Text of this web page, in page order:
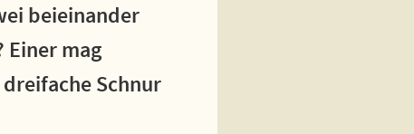
beieinander
Einer mag
Schnur